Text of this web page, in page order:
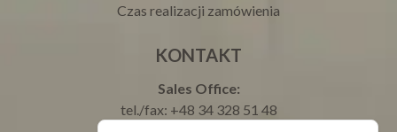
Czas realizacji zamówienia
KONTAKT
Sales Office:
tel./fax: +48 34 328 51 48